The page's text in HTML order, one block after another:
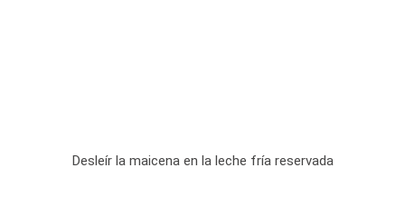
Desleír la maicena en la leche fría reservada